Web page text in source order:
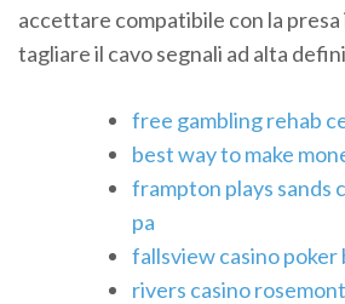
accettare compatibile con la presa
tagliare il cavo segnali ad alta
free gambling rehab
best way to make
frampton plays sands
pa
fallsview casino poker
rivers casino